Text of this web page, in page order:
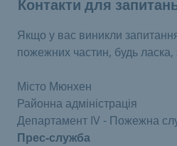
Контакти для
Якщо у вас виникли
пожежних частин, будь ласка,
Місто Мюнхен
Районна адміністрація
Департамент IV - Пожежна
Прес-служба